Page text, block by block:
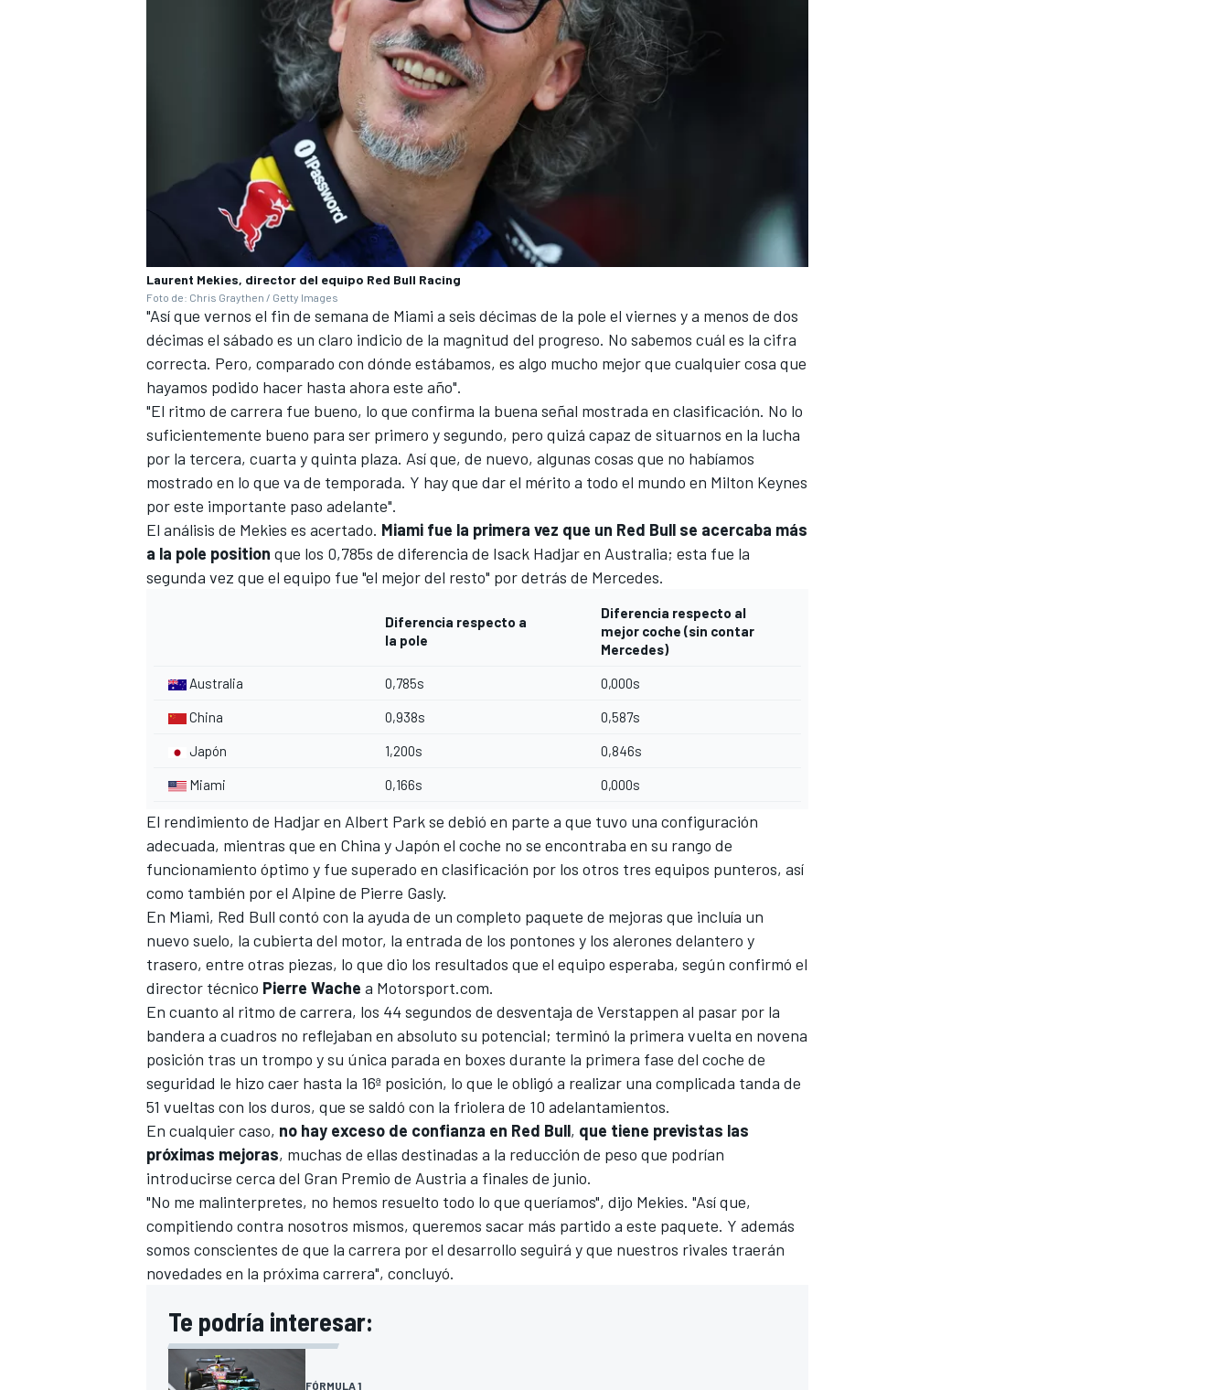
Laurent Mekies, director del equipo Red Bull Racing
Foto de: Chris Graythen / Getty Images
"Así que vernos el fin de semana de Miami a seis décimas de la pole el viernes y a menos de dos
décimas el sábado es un claro indicio de la magnitud del progreso. No sabemos cuál es la cifra
correcta. Pero, comparado con dónde estábamos, es algo mucho mejor que cualquier cosa que
hayamos podido hacer hasta ahora este año".
"El ritmo de carrera fue bueno, lo que confirma la buena señal mostrada en clasificación. No lo
suficientemente bueno para ser primero y segundo, pero quizá capaz de situarnos en la lucha
por la tercera, cuarta y quinta plaza. Así que, de nuevo, algunas cosas que no habíamos
mostrado en lo que va de temporada. Y hay que dar el mérito a todo el mundo en Milton Keynes
por este importante paso adelante".
El análisis de Mekies es acertado. Miami fue la primera vez que un Red Bull se acercaba más
a la pole position que los 0,785s de diferencia de Isack Hadjar en Australia; esta fue la
segunda vez que el equipo fue "el mejor del resto" por detrás de Mercedes.
Diferencia respecto a
la pole
Diferencia respecto al
mejor coche (sin contar
Mercedes)
Australia 0,785s 0,000s
China 0,938s 0,587s
Japón 1,200s 0,846s
Miami 0,166s 0,000s
El rendimiento de Hadjar en Albert Park se debió en parte a que tuvo una configuración
adecuada, mientras que en China y Japón el coche no se encontraba en su rango de
funcionamiento óptimo y fue superado en clasificación por los otros tres equipos punteros, así
como también por el Alpine de Pierre Gasly.
En Miami, Red Bull contó con la ayuda de un completo paquete de mejoras que incluía un
nuevo suelo, la cubierta del motor, la entrada de los pontones y los alerones delantero y
trasero, entre otras piezas, lo que dio los resultados que el equipo esperaba, según confirmó el
director técnico Pierre Wache a Motorsport.com.
En cuanto al ritmo de carrera, los 44 segundos de desventaja de Verstappen al pasar por la
bandera a cuadros no reflejaban en absoluto su potencial; terminó la primera vuelta en novena
posición tras un trompo y su única parada en boxes durante la primera fase del coche de
seguridad le hizo caer hasta la 16ª posición, lo que le obligó a realizar una complicada tanda de
51 vueltas con los duros, que se saldó con la friolera de 10 adelantamientos.
En cualquier caso, no hay exceso de confianza en Red Bull, que tiene previstas las
próximas mejoras, muchas de ellas destinadas a la reducción de peso que podrían
introducirse cerca del Gran Premio de Austria a finales de junio.
"No me malinterpretes, no hemos resuelto todo lo que queríamos", dijo Mekies. "Así que,
compitiendo contra nosotros mismos, queremos sacar más partido a este paquete. Y además
somos conscientes de que la carrera por el desarrollo seguirá y que nuestros rivales traerán
novedades en la próxima carrera", concluyó.
Te podría interesar:
FÓRMULA 1